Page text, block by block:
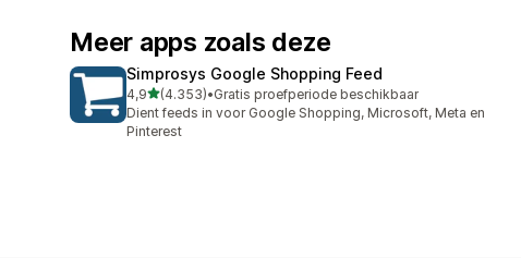
Meer apps zoals deze
Simprosys Google Shopping Feed
4,9van 5 sterren
(4.353)
4353 recensies in totaal
•Gratis proefperiode beschikbaar
Dient feeds in voor Google Shopping, Microsoft, Meta en
Pinterest